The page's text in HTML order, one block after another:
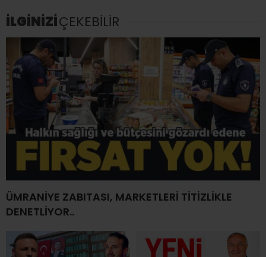
İLGİNİZİÇEKEBİLİR
ÜMRANİYE ZABITASI, MARKETLERİ TİTİZLİKLE
DENETLİYOR..